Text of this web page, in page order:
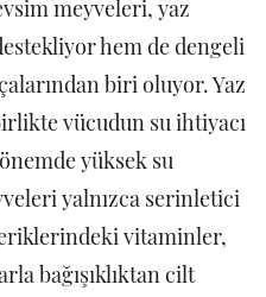
meyveleri, yaz
hem de dengeli
biri oluyor. Yaz
vücudun su ihtiyacı
yüksek su
yalnızca serinletici
vitaminler,
bağışıklıktan cilt